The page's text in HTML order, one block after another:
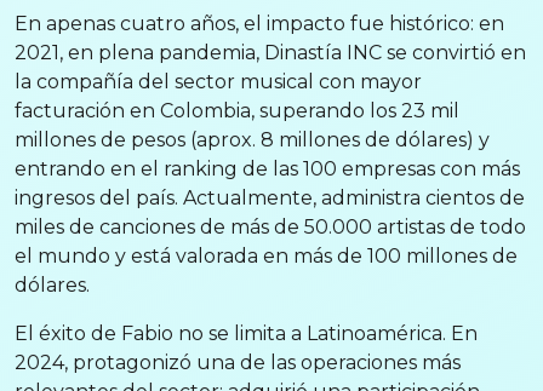
En apenas cuatro años, el impacto fue histórico: en
2021, en plena pandemia, Dinastía INC se convirtió en
la compañía del sector musical con mayor
facturación en Colombia, superando los 23 mil
millones de pesos (aprox. 8 millones de dólares) y
entrando en el ranking de las 100 empresas con más
ingresos del país. Actualmente, administra cientos de
miles de canciones de más de 50.000 artistas de todo
el mundo y está valorada en más de 100 millones de
dólares.
El éxito de Fabio no se limita a Latinoamérica. En
2024, protagonizó una de las operaciones más